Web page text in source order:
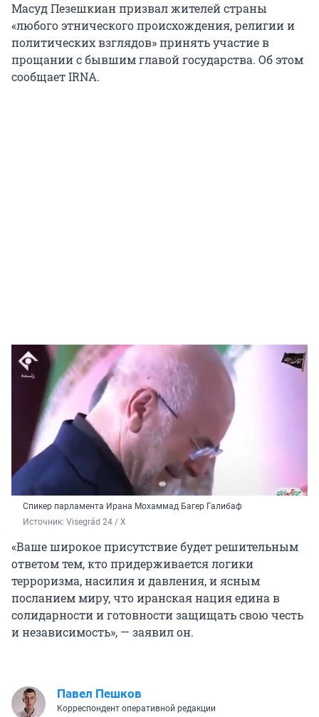
Масуд Пезешкиан призвал жителей страны
«любого этнического происхождения, религии и
политических взглядов» принять участие в
прощании с бывшим главой государства. Об этом
сообщает IRNA.
Спикер парламента Ирана Мохаммад Багер Галибаф
Источник: Visegrád 24 / X
«Ваше широкое присутствие будет решительным
ответом тем, кто придерживается логики
терроризма, насилия и давления, и ясным
посланием миру, что иранская нация едина в
солидарности и готовности защищать свою честь
и независимость», — заявил он.
Павел Пешков
Корреспондент оперативной редакции